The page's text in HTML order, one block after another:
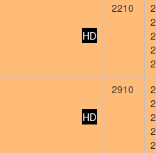
HD
2210
HD
2910